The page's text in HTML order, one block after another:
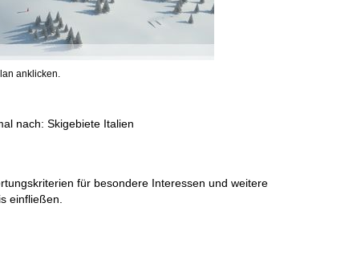
anklicken.
nach: Skigebiete Italien
für besondere Interessen und weitere
einfließen.